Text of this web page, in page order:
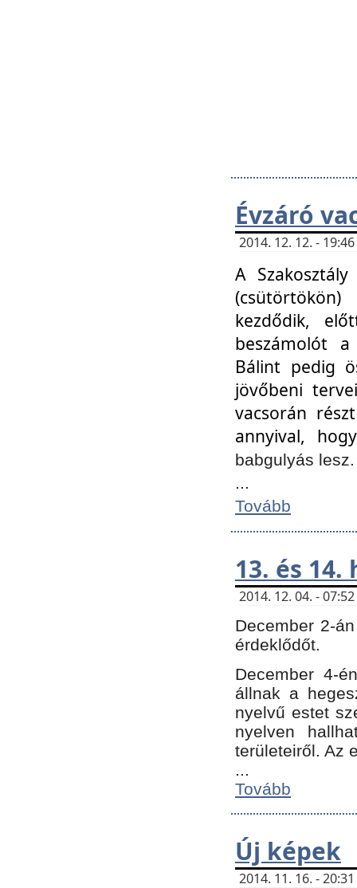
Évzáró
2014. 12. 12. -
A
kezdődik,
beszámolót
Bálint pedig
jövőbeni
vacsorán
annyival,
babgulyás
...
Tovább
13. és
2014. 12. 04. -
December 2-
érdeklődőt.
December 4-
állnak a
nyelvű estet
nyelven
területeiről. Az
...
Tovább
Új képek
2014. 11. 16. -